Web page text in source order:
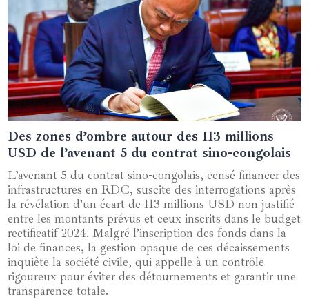
11 octobre 2024
Des zones d’ombre autour des 113 millions
USD de l’avenant 5 du contrat sino-congolais
L’avenant 5 du contrat sino-congolais, censé financer des
infrastructures en RDC, suscite des interrogations après
la révélation d’un écart de 113 millions USD non justifié
entre les montants prévus et ceux inscrits dans le budget
rectificatif 2024. Malgré l’inscription des fonds dans la
loi de finances, la gestion opaque de ces décaissements
inquiète la société civile, qui appelle à un contrôle
rigoureux pour éviter des détournements et garantir une
transparence totale.